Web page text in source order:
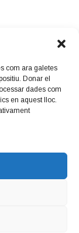
com ara galetes
Donar el
dades com
en aquest lloc.